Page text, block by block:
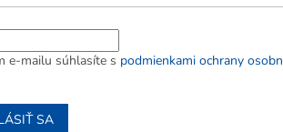
e-mailu súhlasíte s podmienkami ochrany
SA